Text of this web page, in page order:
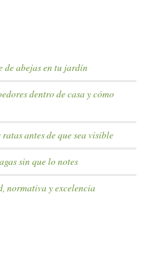
de abejas en tu jardín
dentro de casa y cómo
antes de que sea visible
sin que lo notes
normativa y excelencia